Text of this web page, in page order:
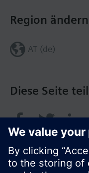
Diese Seite
Region ändern
AT (de)